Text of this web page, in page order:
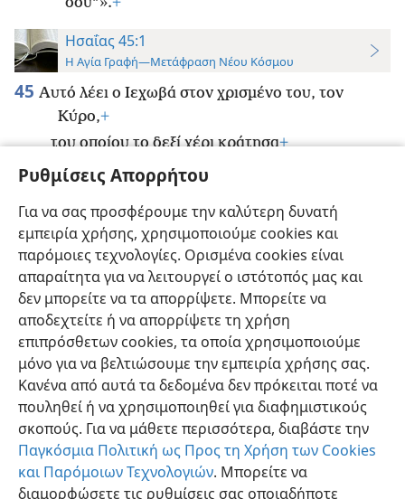
Ρυθμίσεις Απορρήτου
Για να σας προσφέρουμε την καλύτερη δυνατή
εμπειρία χρήσης, χρησιμοποιούμε cookies και
παρόμοιες τεχνολογίες. Ορισμένα cookies είναι
απαραίτητα για να λειτουργεί ο ιστότοπός μας και
δεν μπορείτε να τα απορρίψετε. Μπορείτε να
αποδεχτείτε ή να απορρίψετε τη χρήση
επιπρόσθετων cookies, τα οποία χρησιμοποιούμε
μόνο για να βελτιώσουμε την εμπειρία χρήσης σας.
Κανένα από αυτά τα δεδομένα δεν πρόκειται ποτέ να
πουληθεί ή να χρησιμοποιηθεί για διαφημιστικούς
σκοπούς. Για να μάθετε περισσότερα, διαβάστε την
Παγκόσμια Πολιτική ως Προς τη Χρήση των Cookies
και Παρόμοιων Τεχνολογιών. Μπορείτε να
διαμορφώσετε τις ρυθμίσεις σας οποιαδήποτε
Ησαΐας 45:1
Η Αγία Γραφή—Μετάφραση Νέου Κόσμου
45 Αυτό λέει ο Ιεχωβά στον χρισμένο του, τον
Κύρο,+
του οποίου το δεξί χέρι κράτησα+
για να καθυποτάξω μπροστά του έθνη,
να ανοίξω μπροστά του τις δίφυλλες πόρτες,
ώστε οι πύλες να μην είναι κλειστές:
Ελληνική Προτιμήσεις
Copyright© 2026 Watch Tower Bible and Tract Society of Pennsylvania
Όροι Χρήσης Πολιτική Απορρήτου
Ρυθμίσεις Απορρήτου
JW.ORG
Σύνδεση